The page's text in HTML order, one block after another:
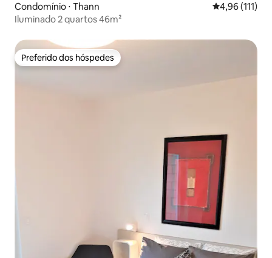
Condomínio ⋅ Thann 4,96 de uma
4,96 (111)
Iluminado 2 quartos 46m²
Preferido dos hóspedes
Preferido dos hóspedes